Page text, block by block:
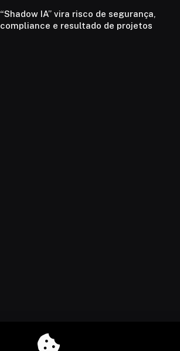
“Shadow IA” vira risco de segurança,
compliance e resultado de projetos